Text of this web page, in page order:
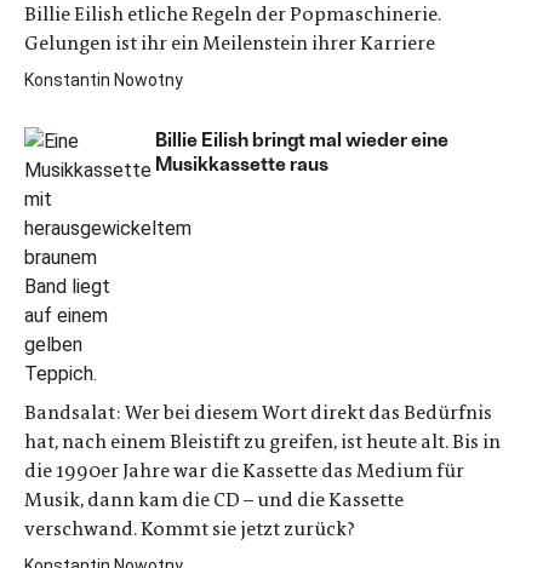
Billie Eilish etliche Regeln der Popmaschinerie.
Gelungen ist ihr ein Meilenstein ihrer Karriere
Konstantin Nowotny
Billie Eilish bringt mal wieder eine
Musikkassette raus
Bandsalat: Wer bei diesem Wort direkt das Bedürfnis
hat, nach einem Bleistift zu greifen, ist heute alt. Bis in
die 1990er Jahre war die Kassette das Medium für
Musik, dann kam die CD – und die Kassette
verschwand. Kommt sie jetzt zurück?